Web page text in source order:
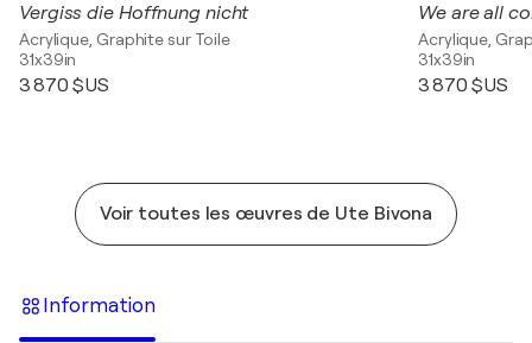
Vergiss die Hoffnung nicht
Acrylique, Graphite sur Toile
31x39in
3 870 $US
We are all
Acrylique,
31x39in
3 870 $US
Voir toutes les œuvres de Ute Bivona
Information